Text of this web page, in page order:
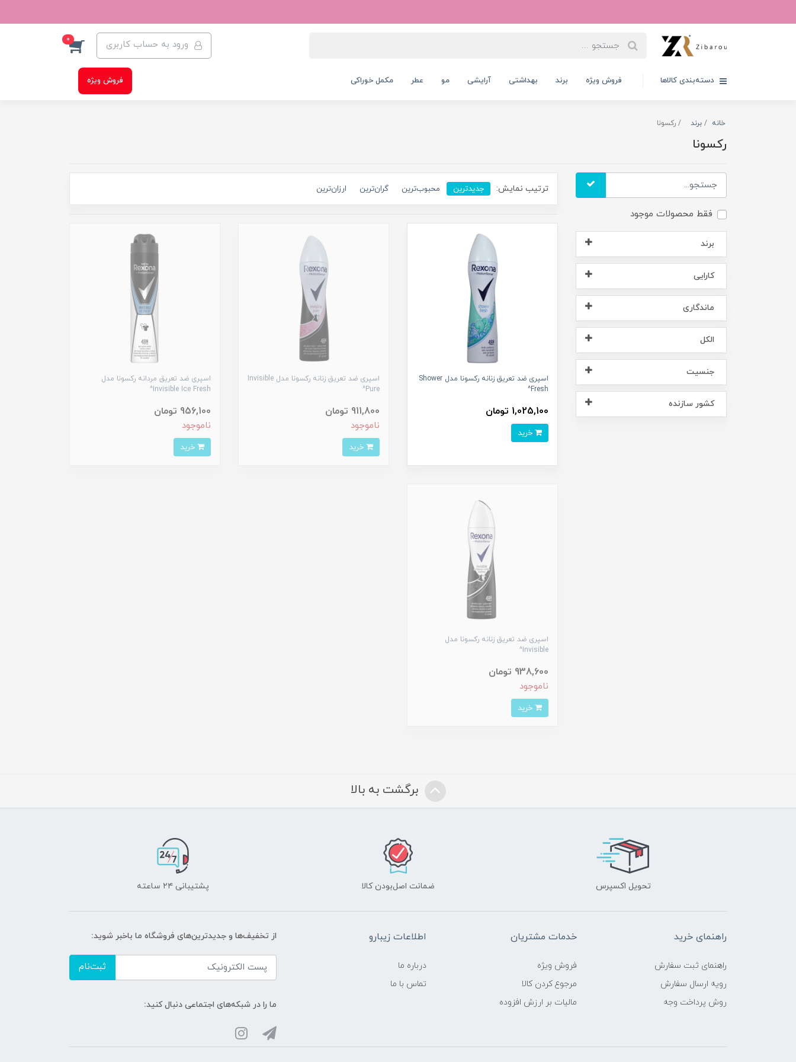
ورود به حساب کاربری 0
دسته‌بندی کالاها فروش ویژه برند بهداشتی آرایشی مو عطر مکمل خوراکی فروش ویژه
خانه برند رکسونا
رکسونا
فقط محصولات موجود
برند
کارایی
ماندگاری
الکل
جنسیت
کشور سازنده
ترتیب نمایش: جدیدترین محبوب‌ترین گران‌ترین ارزان‌ترین
اسپری ضد تعریق زنانه رکسونا مدل Shower
Fresh^
1,025,100 تومان
اسپری ضد تعریق زنانه رکسونا مدل Invisible
Pure^
911,800 تومان
ناموجود
خرید
اسپری ضد تعریق مردانه رکسونا مدل
Invisible Ice Fresh^
956,100 تومان
ناموجود
خرید
اسپری ضد تعریق زنانه رکسونا مدل
Invisible^
938,600 تومان
ناموجود
برگشت به بالا
تحویل اکسپرس ضمانت اصل‌بودن کالا پشتیبانی ۲۴ ساعته
راهنمای خرید
راهنمای ثبت سفارش
رویه ارسال سفارش
روش پرداخت وجه
خدمات مشتریان
فروش ویژه
مرجوع کردن کالا
مالیات بر ارزش افزوده
اطلاعات زیبارو
درباره ما
تماس با ما
از تخفیف‌ها و جدیدترین‌های فروشگاه ما باخبر شوید:
ثبت‌نام
ما را در شبکه‌های اجتماعی دنبال کنید: